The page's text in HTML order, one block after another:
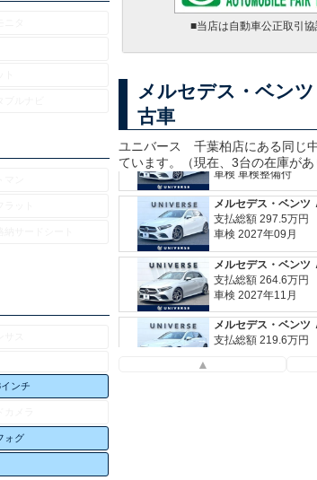
ンチ
ォグ
■当店は自動車公正取引
メルセデス・ベン
古車
ユニバース 千葉柏店にある同じ
ています。（現在、3台の在庫があ
車検 2027年09月
支払総額
264.6 万円
支払総額219.6万円
車検 車検整備付
支払総額 297.5万円
車検 2027年09月
支払総額 264.6万円
車検 2027年11月
支払総額 219.6万円
▲